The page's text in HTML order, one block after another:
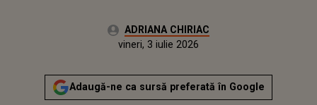
Autor:ADRIANA CHIRIAC
Actualizat:
vineri, 3 iulie 2026
Adaugă-ne ca sursă preferată în Google